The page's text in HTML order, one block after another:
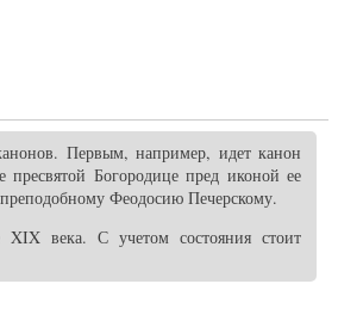
Первым, например, идет канон
пресвятой Богородице пред иконой ее
Феодосию Печерскому.
века. С учетом состояния стоит